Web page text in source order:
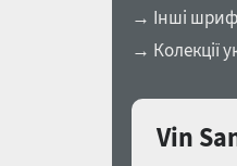
→ Інші
→ Колекції
Vin